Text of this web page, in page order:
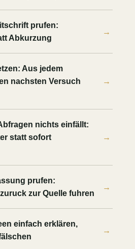
prufen:
Abkurzung
→
Aus jedem
nachsten Versuch
→
nichts einfällt:
statt sofort
→
prufen:
zur Quelle fuhren
→
einfach erklären,
→